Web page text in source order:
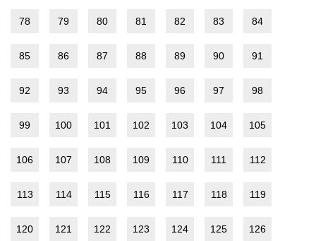
78 79 80 81 82 83 84
85 86 87 88 89 90 91
92 93 94 95 96 97 98
99 100 101 102 103 104 105
106 107 108 109 110 111 112
113 114 115 116 117 118 119
120 121 122 123 124 125 126